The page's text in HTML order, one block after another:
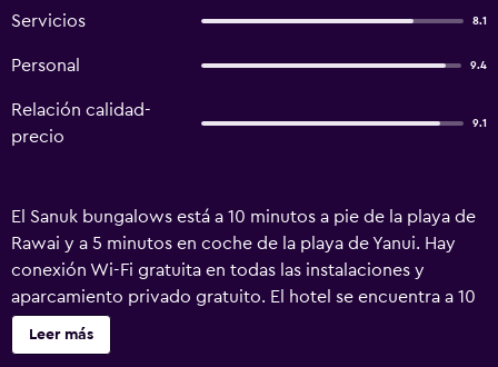
Servicios 8.1
Personal 9.4
Relación calidad-
precio
9.1
El Sanuk bungalows está a 10 minutos a pie de la playa de
Rawai y a 5 minutos en coche de la playa de Yanui. Hay
conexión Wi-Fi gratuita en todas las instalaciones y
aparcamiento privado gratuito. El hotel se encuentra a 10
minutos en coche del cabo de Phromthep y de la playa de
Nai Han, y a 45 minutos en coche del aeropuerto
Leer más